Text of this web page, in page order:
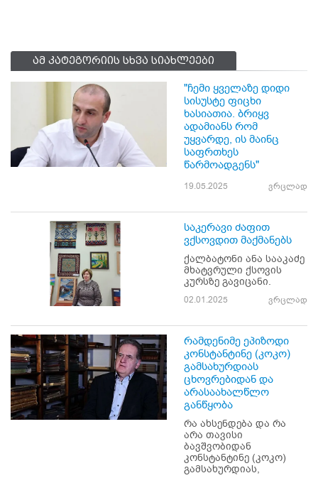
ამ კატეგორიის სხვა სიახლეები
"ჩემი ყველაზე დიდი
სისუსტე ფიცხი
ხასიათია. ბრიყვ
ადამიანს რომ
უყვარდე, ის მაინც
საფრთხეს
წარმოადგენს"
19.05.2025 ვრცლად
საკერავი ძაფით
ვქსოვდით მაქმანებს
ქალბატონი ანა სააკაძე
მხატვრული ქსოვის
კურსზე გავიცანი.
02.01.2025 ვრცლად
რამდენიმე ეპიზოდი
კონსტანტინე (კოკო)
გამსახურდიას
ცხოვრებიდან და
არასაახალწლო
განწყობა
რა ახსენდება და რა
არა თავისი
ბავშვობიდან
კონსტანტინე (კოკო)
გამსახურდიას,